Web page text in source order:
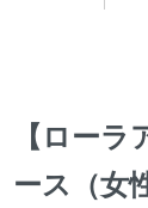
【ロー
ース（女